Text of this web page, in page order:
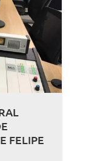
FELIPE